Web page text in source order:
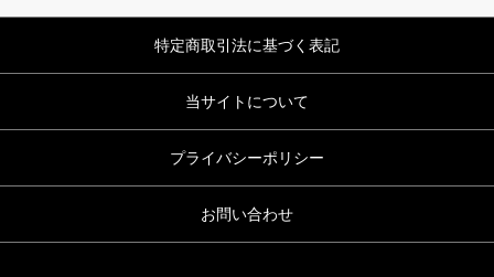
特定商取引法に基づく表記
当サイトについて
プライバシーポリシー
お問い合わせ